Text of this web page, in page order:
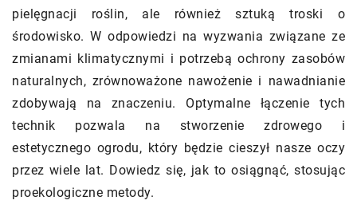
pielęgnacji roślin, ale również sztuką troski o
środowisko. W odpowiedzi na wyzwania związane ze
zmianami klimatycznymi i potrzebą ochrony zasobów
naturalnych, zrównoważone nawożenie i nawadnianie
zdobywają na znaczeniu. Optymalne łączenie tych
technik pozwala na stworzenie zdrowego i
estetycznego ogrodu, który będzie cieszył nasze oczy
przez wiele lat. Dowiedz się, jak to osiągnąć, stosując
proekologiczne metody.